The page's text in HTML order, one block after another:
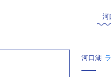
河
河口湖